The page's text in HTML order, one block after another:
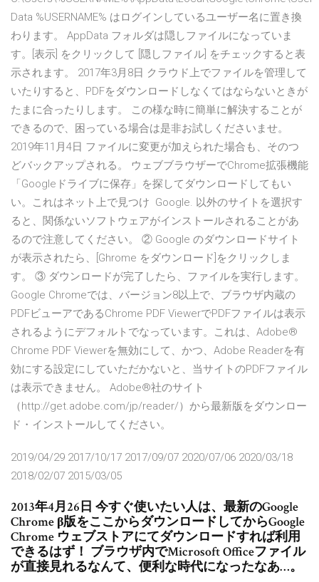
Data %USERNAME% はログインしているユーザー名に置き換
わります。 AppData フォルダは隠しファイルになっていま
す。[表示] をクリックして [隠しファイル] をチェックすると表
示されます。 2017年3月8日 クラウド上でファイルを管理して
いたりすると、PDFをダウンロードしなくてはならないときが
たまに合ったりします。 この様な時に簡単に解決することが
できるので、困っている場合は是非お試しくださいませ。
2019年11月4日 ファイルに変更が加えられた場合も、そのつ
どバックアップされる。 ウェブブラウザーでChrome拡張機能
「Googleドライブに保存」を探してダウンロードしてもい
い。これはネット上で見つけ Google. 以外のサイトを選択す
ると、関係ないソフトウェアがインストールされることがあ
るので注意してください。 ② Google のダウンロードサイト
が表示されたら、[Ghrome をダウンロード]をクリックしま
す。 ③ ダウンロードが完了したら、ファイルを実行します。
Google Chromeでは、バージョン8以上で、ブラウザ内蔵の
PDFビューアであるChrome PDF ViewerでPDFファイルは表示
されるようにデフォルトでなっています。これは、Adobe®
Chrome PDF Viewerを無効にして、かつ、Adobe Readerを有
効にする設定にしていただかないと、当サイトのPDFファイル
は表示できません。 Adobe®社のサイト
（http://get.adobe.com/jp/reader/）から最新版をダウンロー
ド・インストールしてください。
2019/04/29 2017/10/17 2017/09/07 2020/07/06 2020/03/18
2018/02/07 2015/03/05
2013年4月26日 今すぐ使いたい人は、最新のGoogle
Chrome β版をここからダウンロードしてからGoogle
Chrome ウェブストアにてダウンロードすれば利用
できるはず！ ブラウザ内でMicrosoft Officeファイル
が直接見れるなんて、便利な時代になったなあ…。